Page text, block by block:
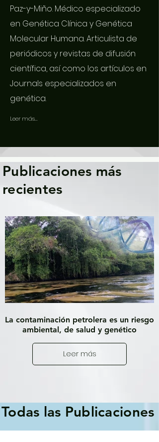
Paz-y-Miño. Médico especializado
en Genética Clínica y Genética
Molecular Humana. Articulista de
periódicos y revistas de difusión
científica, así como los artículos en
Journals especializados en
genética.
Leer más...
Publicaciones más
recientes
La contaminación petrolera es un riesgo
ambiental, de salud y genético
Leer más
Todas las Publicaciones